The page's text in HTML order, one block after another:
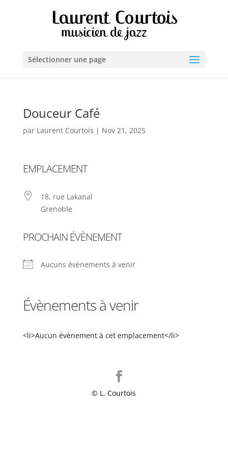
Sélectionner une page
Douceur Café
par Laurent Courtois | Nov 21, 2025
EMPLACEMENT
18, rue Lakanal
Grenoble
PROCHAIN ÉVÈNEMENT
Aucuns évènements à venir
Évènements à venir
<li>Aucun évènement à cet emplacement</li>
© L. Courtois